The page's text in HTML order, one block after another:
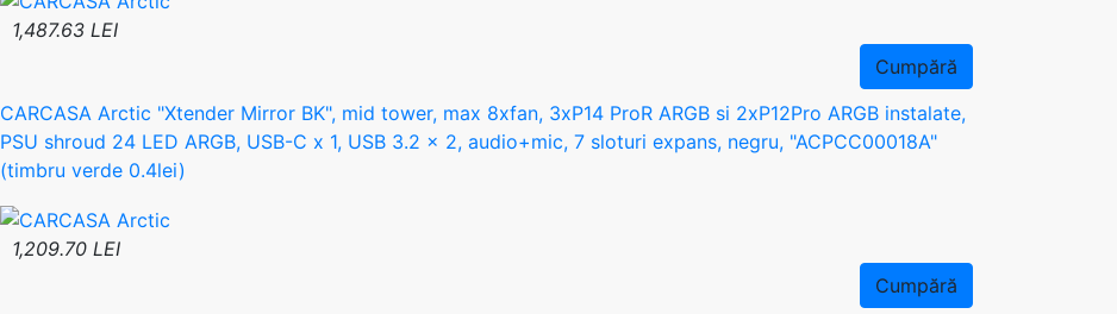
1,487.63 LEI
Cumpără
CARCASA Arctic "Xtender Mirror BK", mid tower, max 8xfan, 3xP14 ProR ARGB si 2xP12Pro ARGB instalate,
PSU shroud 24 LED ARGB, USB-C x 1, USB 3.2 x 2, audio+mic, 7 sloturi expans, negru, "ACPCC00018A"
(timbru verde 0.4lei)
1,209.70 LEI
Cumpără